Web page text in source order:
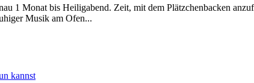
1 Monat bis Heiligabend. Zeit, mit dem Plätzchenbacken
Musik am Ofen...
kannst